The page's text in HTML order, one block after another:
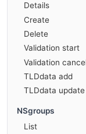
Details
Create
Delete
Validation start
Validation
TLDdata add
TLDdata update
NSgroups
List